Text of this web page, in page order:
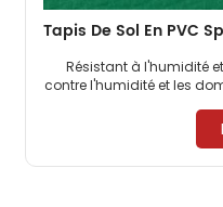
Résistant à l'humidité
contre l'humidité et les